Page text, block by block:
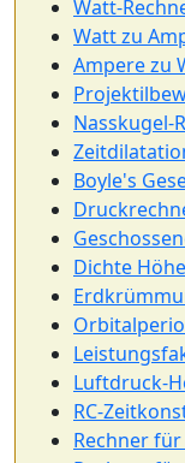
Watt-
Watt zu
Ampere zu
Nasskugel-
Boyle's
Dichte
Luftdruck-
RC-
Rechner